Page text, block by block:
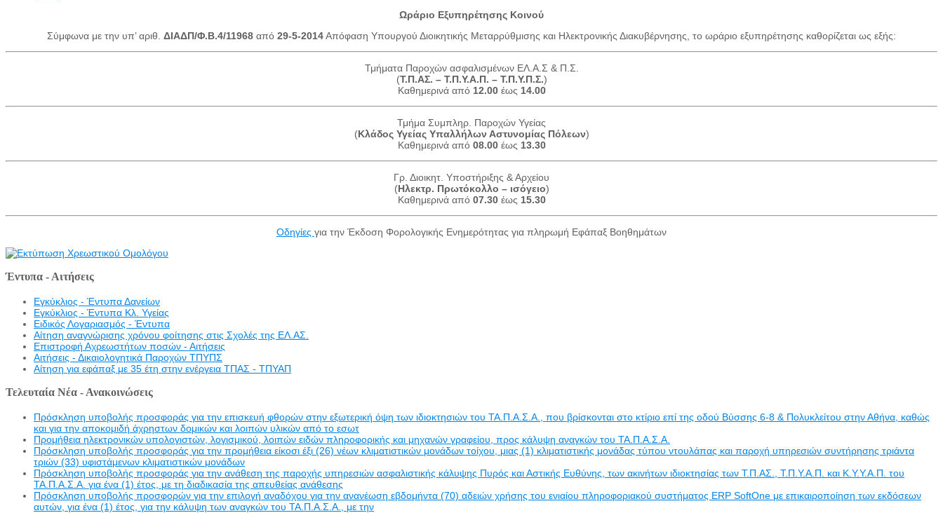
Ωράριο Εξυπηρέτησης Κοινού
Σύμφωνα με την υπ’ αριθ. ΔΙΑΔΠ/Φ.Β.4/11968 από 29-5-2014Απόφαση Υπουργού Διοικητικής Μεταρρύθμισης και Ηλεκτρονικής Διακυβέρνησης, το ωράριο εξυπηρέτησης καθορίζεται ως εξής:
Τμήματα Παροχών ασφαλισμένων ΕΛ.Α.Σ & Π.Σ.
(Τ.Π.ΑΣ. – Τ.Π.Υ.Α.Π. – Τ.Π.Υ.Π.Σ.)
Καθημερινά από 12.00 έως 14.00
Τμήμα Συμπληρ. Παροχών Υγείας
(Κλάδος Υγείας Υπαλλήλων Αστυνομίας Πόλεων)
Καθημερινά από 08.00έως 13.30
Γρ. Διοικητ. Υποστήριξης & Αρχείου
(Ηλεκτρ. Πρωτόκολλο – ισόγειο)
Καθημερινά από 07.30έως 15.30
Οδηγίες για την Έκδοση Φορολογικής Ενημερότητας για πληρωμή Εφάπαξ Βοηθημάτων
Έντυπα - Αιτήσεις
Εγκύκλιος - Έντυπα Δανείων
Εγκύκλιος - Έντυπα Κλ. Υγείας
Eιδικός Λογαριασμός - Έντυπα
Αίτηση αναγνώρισης χρόνου φοίτησης στις Σχολές της ΕΛ.ΑΣ.
Επιστροφή Αχρεωστήτων ποσών - Αιτήσεις
Αιτήσεις - Δικαιολογητικά Παροχών ΤΠΥΠΣ
Αίτηση για εφάπαξ με 35 έτη στην ενέργεια ΤΠΑΣ - ΤΠΥΑΠ
Τελευταία Νέα - Ανακοινώσεις
Πρόσκληση υποβολής προσφοράς για την επισκευή φθορών στην εξωτερική όψη των ιδιοκτησιών του ΤΑ.Π.Α.Σ.Α., που βρίσκονται στο κτίριο επί της οδού Βύσσης 6-8 & Πολυκλείτου στην Αθήνα, καθώς
και για την αποκομιδή άχρηστων δομικών και λοιπών υλικών από το εσωτ
Προμήθεια ηλεκτρονικών υπολογιστών, λογισμικού, λοιπών ειδών πληροφορικής και μηχανών γραφείου, προς κάλυψη αναγκών του ΤΑ.Π.Α.Σ.Α.
Πρόσκληση υποβολής προσφοράς για την προμήθεια είκοσι έξι (26) νέων κλιματιστικών μονάδων τοίχου, μιας (1) κλιματιστικής μονάδας τύπου ντουλάπας και παροχή υπηρεσιών συντήρησης τριάντα
τριών (33) υφιστάμενων κλιματιστικών μονάδων
Πρόσκληση υποβολής προσφοράς για την ανάθεση της παροχής υπηρεσιών ασφαλιστικής κάλυψης Πυρός και Αστικής Ευθύνης, των ακινήτων ιδιοκτησίας των Τ.Π.ΑΣ., Τ.Π.Υ.Α.Π. και Κ.Υ.Υ.Α.Π. του
ΤΑ.Π.Α.Σ.Α. για ένα (1) έτος, με τη διαδικασία της απευθείας ανάθεσης
Πρόσκληση υποβολής προσφορών για την επιλογή αναδόχου για την ανανέωση εβδομήντα (70) αδειών χρήσης του ενιαίου πληροφοριακού συστήματος ERP SoftOne με επικαιροποίηση των εκδόσεων
αυτών, για ένα (1) έτος, για την κάλυψη των αναγκών του ΤΑ.Π.Α.Σ.Α., με την